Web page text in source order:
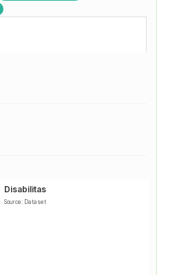
Disabilitas
Source: Dataset